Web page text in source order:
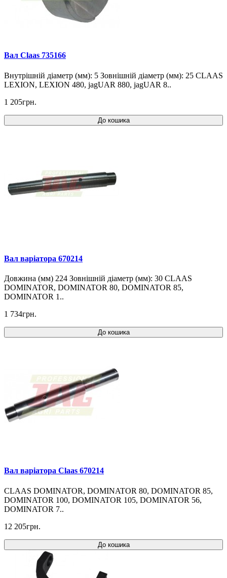
Вал Claas 735166
Внутрішній діаметр (мм): 5 Зовнішній діаметр (мм): 25 CLAAS
LEXION, LEXION 480, jagUAR 880, jagUAR 8..
1 205грн.
До кошика
Вал варіатора 670214
Довжина (мм) 224 Зовнішній діаметр (мм): 30 CLAAS
DOMINATOR, DOMINATOR 80, DOMINATOR 85,
DOMINATOR 1..
1 734грн.
До кошика
Вал варіатора Claas 670214
CLAAS DOMINATOR, DOMINATOR 80, DOMINATOR 85,
DOMINATOR 100, DOMINATOR 105, DOMINATOR 56,
DOMINATOR 7..
12 205грн.
До кошика